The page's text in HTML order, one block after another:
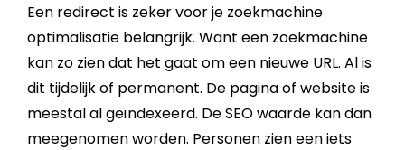
Een redirect is zeker voor je zoekmachine
optimalisatie belangrijk. Want een zoekmachine
kan zo zien dat het gaat om een nieuwe URL. Al is
dit tijdelijk of permanent. De pagina of websiteis
meestal al geïndexeerd. DeSEOwaarde kan dan
meegenomen worden. Personen zien een iets